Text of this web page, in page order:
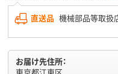
直送品 機械部品等取扱
お届け先住所：
東京都江東区